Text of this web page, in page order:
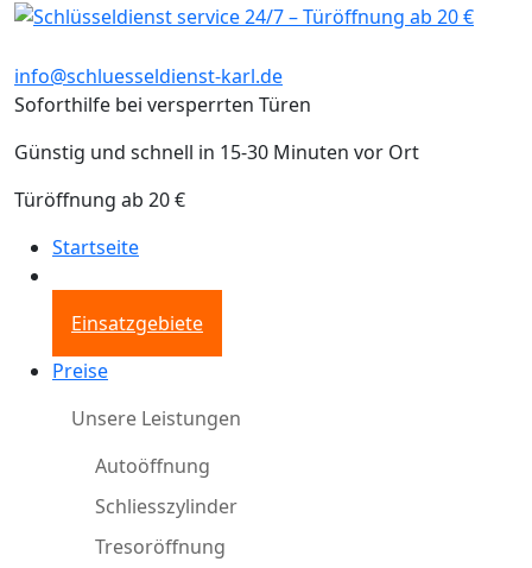
info@schluesseldienst-karl.de
Soforthilfe bei versperrten Türen
Günstig und schnell in 15-30 Minuten vor Ort
Türöffnung ab 20 €
Startseite
Einsatzgebiete
Preise
Unsere Leistungen
Autoöffnung
Schliesszylinder
Tresoröffnung